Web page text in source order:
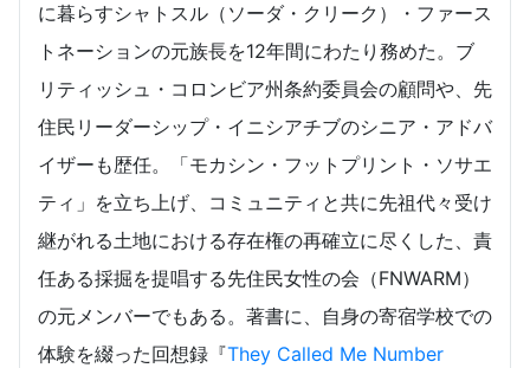
に暮らすシャトスル（ソーダ・クリーク）・ファース
トネーションの元族長を12年間にわたり務めた。ブ
リティッシュ・コロンビア州条約委員会の顧問や、先
住民リーダーシップ・イニシアチブのシニア・アドバ
イザーも歴任。「モカシン・フットプリント・ソサエ
ティ」を立ち上げ、コミュニティと共に先祖代々受け
継がれる土地における存在権の再確立に尽くした、責
任ある採掘を提唱する先住民女性の会（FNWARM）
の元メンバーでもある。著書に、自身の寄宿学校での
体験を綴った回想録『They Called Me Number